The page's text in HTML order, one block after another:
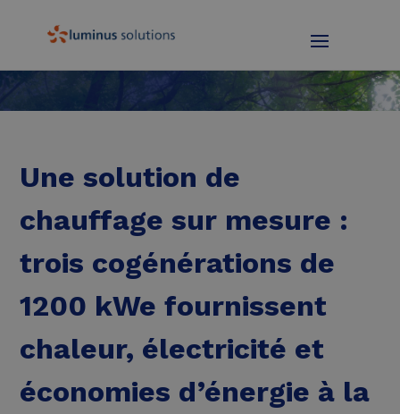
Une solution de
chauffage sur mesure :
trois cogénérations de
1200 kWe fournissent
chaleur, électricité et
économies d’énergie à la